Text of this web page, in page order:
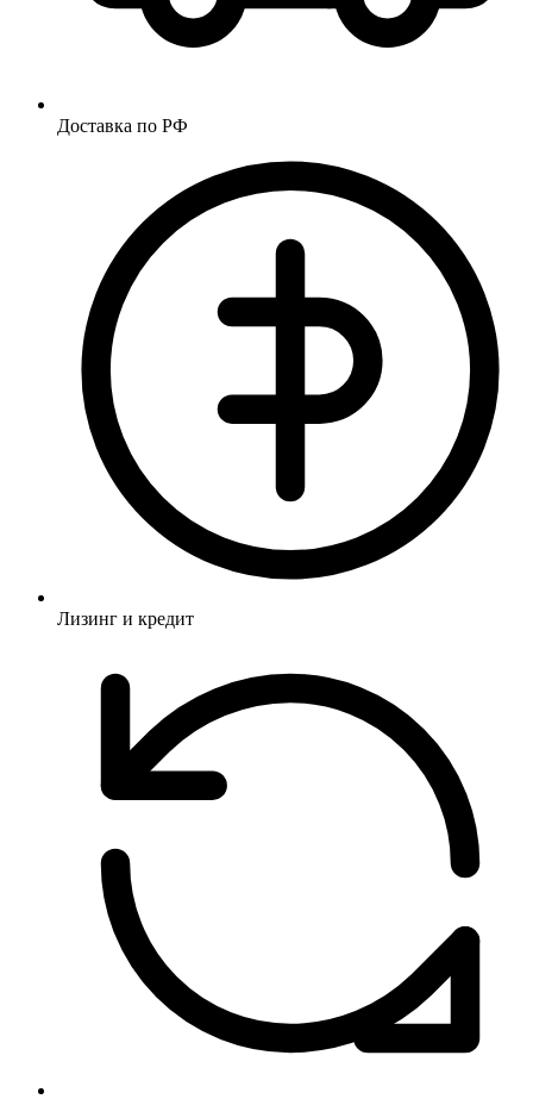
Доставка по РФ
Лизинг и кредит